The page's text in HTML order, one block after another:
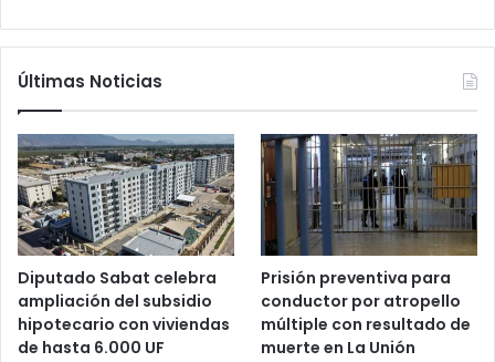
Últimas Noticias
Diputado Sabat celebra
ampliación del subsidio
hipotecario con viviendas
de hasta 6.000 UF
Prisión preventiva para
conductor por atropello
múltiple con resultado de
muerte en La Unión